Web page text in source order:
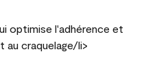
optimise l'adhérence et
au craquelage/li>